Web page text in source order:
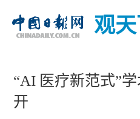
观
“AI 医疗新范式”
开